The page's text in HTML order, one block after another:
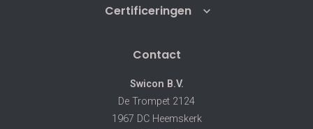
Certificeringen
Contact
Swicon B.V.
De Trompet 2124
1967 DC Heemskerk